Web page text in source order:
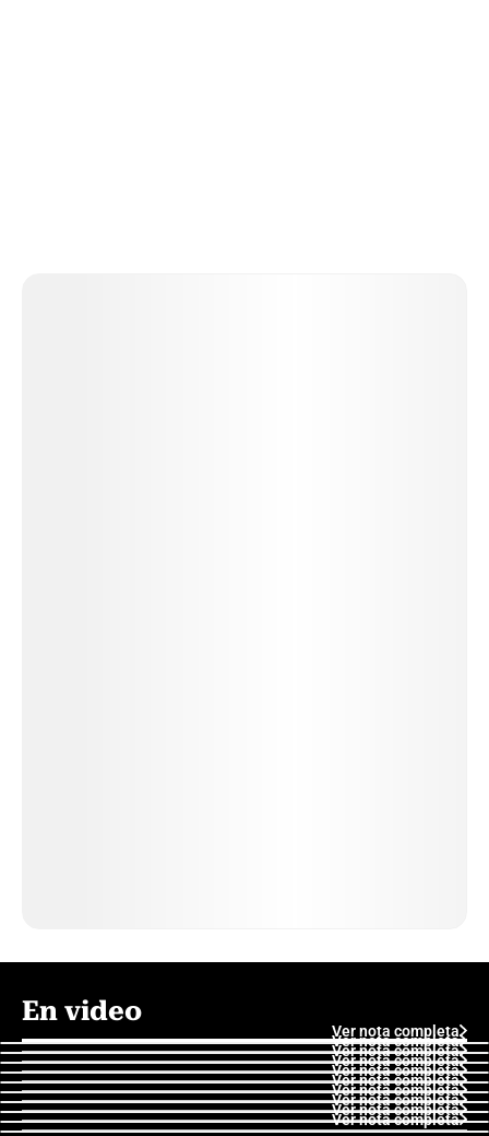
En video
Ver nota completa
Ver nota completa
Ver nota completa
Ver nota completa
Ver nota completa
Ver nota completa
Ver nota completa
Ver nota completa
Ver nota completa
Ver nota completa